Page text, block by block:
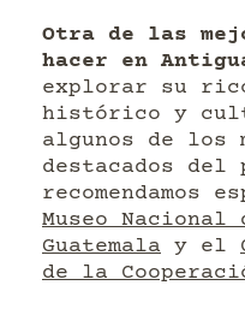
Otra de las
hacer en
explorar su
histórico y
algunos de los
destacados del
recomendamos
Museo Nacional
Guatemala y el
de la